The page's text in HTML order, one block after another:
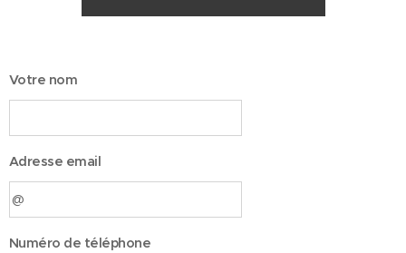
Votre nom
Adresse email
Numéro de téléphone